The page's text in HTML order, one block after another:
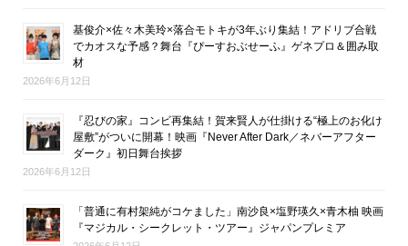
基俊介×佐々木美玲×落合モトキが3年ぶり集結！アドリブ合戦
でカオスな予感？舞台『ぴーすおぶせーふ』ゲネプロ＆囲み取
材
2026年6月12日
『忍びの家』コンビ再集結！賀来賢人が仕掛ける“極上のお化け
屋敷”がついに開幕！映画『Never After Dark／ネバーアフター
ダーク』初日舞台挨拶
2026年6月12日
「普通に有村架純がコケました」南沙良×塩野瑛久×青木柚 映画
『マジカル・シークレット・ツアー』ジャパンプレミア